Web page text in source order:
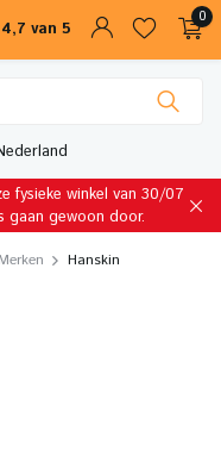
4,7 van 5
0
fysieke winkel van 30/07
gaan gewoon door.
Hanskin